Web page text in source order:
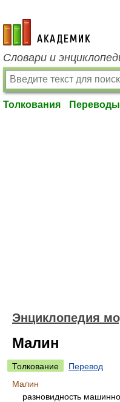
academic.ru
Словари и
Толкования Переводы
Энциклопедия
Малин
Толкование
Перевод
Малин
разновидность